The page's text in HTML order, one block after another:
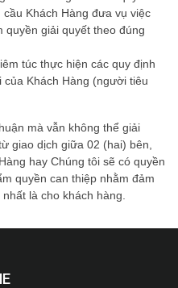
Khách Hàng đưa vụ việc
giải quyết theo đúng
túc thực hiện các quy định
Khách Hàng (người tiêu
mà vẫn không thể giải
giao dịch giữa 02 (hai) bên,
hay Chúng tôi sẽ có quyền
quyền can thiệp nhằm đảm
là cho khách hàng.